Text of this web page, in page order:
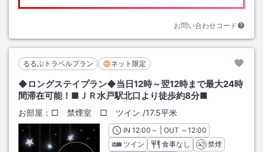
お問い合わせコード
るるぶトラベルプラン ネット限定
◆ロングステイプラン◆当日12時～翌12時まで最大24時
間滞在可能！■ＪＲ水戸駅北口より徒歩約8分■
お部屋： □ 禁煙室 □ ツイン /17.5平米
INチェックイン
12:00 ～ | OUT チェックアウト
～12:00
ツイン
食事なし 禁煙